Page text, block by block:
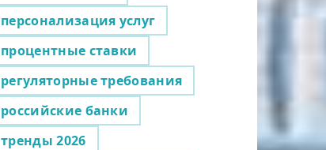
персонализация услуг
процентные ставки
регуляторные требования
российские банки
тренды 2026